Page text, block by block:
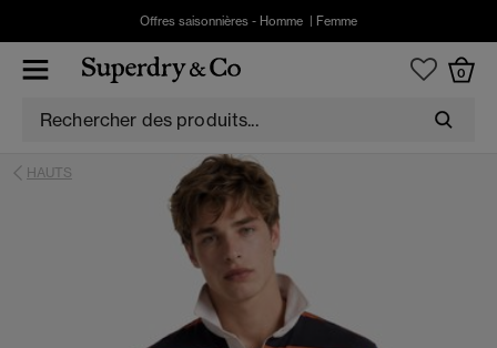
Offres saisonnières - Homme Femme
0
HAUTS